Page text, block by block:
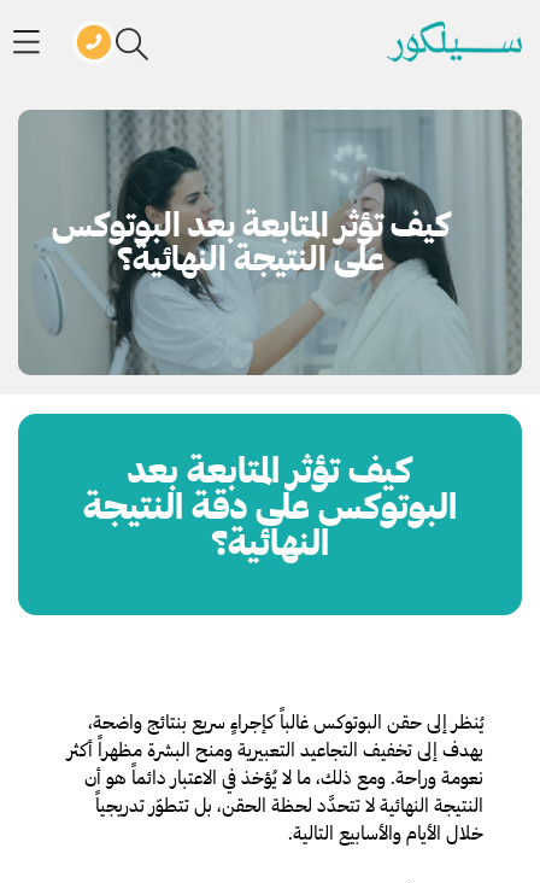
كيف تؤثر المتابعة بعد البوتوكس
على النتيجة النهائية؟
كيف تؤثر المتابعة بعد
البوتوكس على دقة النتيجة
النهائية؟
يُنظر إلى حقن البوتوكس غالباً كإجراءٍ سريع بنتائج واضحة،
يهدف إلى تخفيف التجاعيد التعبيرية ومنح البشرة مظهراً أكثر
نعومة وراحة. ومع ذلك، ما لا يُؤخذ في الاعتبار دائماً هو أن
النتيجة النهائية لا تتحدَّد لحظة الحقن، بل تتطوّر تدريجياً
خلال الأيام والأسابيع التالية.